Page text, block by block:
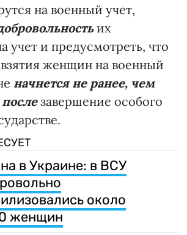
на военный учет,
их
учет и предусмотреть, что
женщин на военный
начнется не ранее, чем
завершение особого
в Украине: в ВСУ
около
женщин